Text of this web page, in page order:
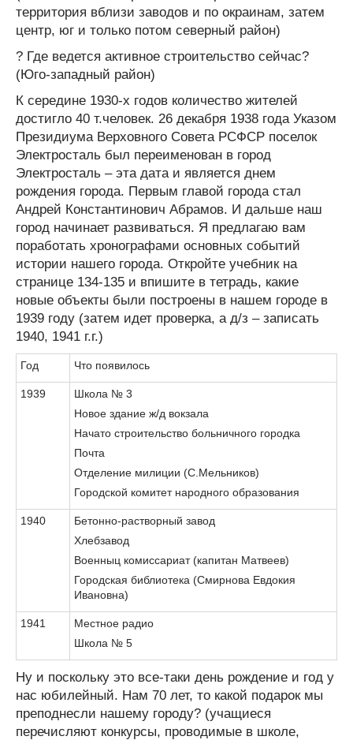
территория вблизи заводов и по окраинам, затем
центр, юг и только потом северный район)
? Где ведется активное строительство сейчас?
(Юго-западный район)
К середине 1930-х годов количество жителей
достигло 40 т.человек. 26 декабря 1938 года Указом
Президиума Верховного Совета РСФСР поселок
Электросталь был переименован в город
Электросталь – эта дата и является днем
рождения города. Первым главой города стал
Андрей Константинович Абрамов. И дальше наш
город начинает развиваться. Я предлагаю вам
поработать хронографами основных событий
истории нашего города. Откройте учебник на
странице 134-135 и впишите в тетрадь, какие
новые объекты были построены в нашем городе в
1939 году (затем идет проверка, а д/з – записать
1940, 1941 г.г.)
Год Что появилось
1939
Школа № 3
Новое здание ж/д вокзала
Начато строительство больничного городка
Почта
Отделение милиции (С.Мельников)
Городской комитет народного образования
1940
Бетонно-растворный завод
Хлебзавод
Военныц комиссариат (капитан Матвеев)
Городская библиотека (Смирнова Евдокия
Ивановна)
1941
Местное радио
Школа № 5
Ну и поскольку это все-таки день рождение и год у
нас юбилейный. Нам 70 лет, то какой подарок мы
преподнесли нашему городу? (учащиеся
перечисляют конкурсы, проводимые в школе,